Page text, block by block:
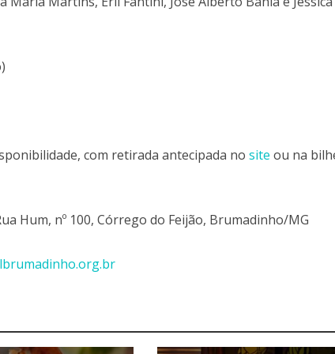
com retirada antecipada nosite ou na
Hum, nº 100, Córrego do Feijão, Brumadinho/MG